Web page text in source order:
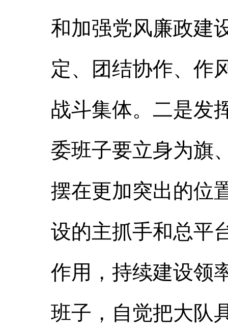
和加强党风廉政建
定、团结协作、作
战斗集体。二是发
委班子要立身为旗
摆在更加突出的位
设的主抓手和总平
作用，持续建设领
班子，自觉把大队